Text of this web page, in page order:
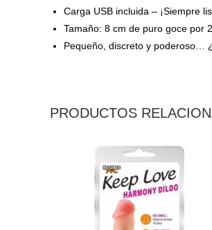
Carga USB incluida – ¡Siempre
Tamaño: 8 cm de puro goce por
Pequeño, discreto y poderoso…
PRODUCTOS